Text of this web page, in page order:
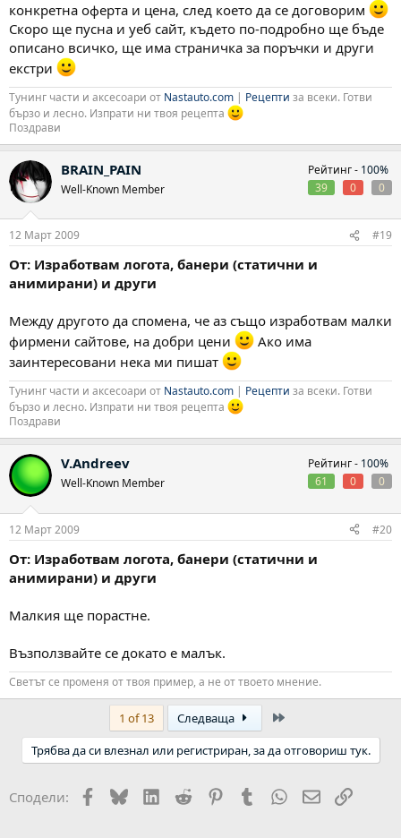
конкретна оферта и цена, след което да се договорим
Скоро ще пусна и уеб сайт, където по-подробно ще бъде
описано всичко, ще има страничка за поръчки и други
екстри
Тунинг части и аксесоари от Nastauto.com | Рецепти за всеки. Готви
бързо и лесно. Изпрати ни твоя рецепта
Поздрави
BRAIN_PAIN
Well-Known Member
Рейтинг - 100%
39
0 0
12 Март 2009 #19
От: Изработвам логота, банери (статични и
анимирани) и други
Между другото да спомена, че аз също изработвам малки
фирмени сайтове, на добри цени
Ако има
заинтересовани нека ми пишат
Тунинг части и аксесоари от Nastauto.com | Рецепти за всеки. Готви
бързо и лесно. Изпрати ни твоя рецепта
Поздрави
V.Andreev
Well-Known Member
Рейтинг - 100%
61
0 0
12 Март 2009 #20
От: Изработвам логота, банери (статични и
анимирани) и други
Малкия ще порастне.
Възползвайте се докато е малък.
Светът се променя от твоя пример, а не от твоето мнение.
1 of 13 Следваща
Трябва да си влезнал или регистриран, за да отговориш тук.
Сподели: Facebook
BlueskyLinkedIn
Reddit PinterestTumblr WhatsApp
EmailLink